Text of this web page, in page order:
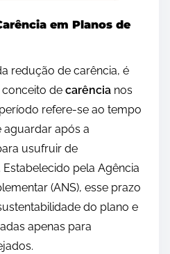
em Planos de
redução de carência, é
de carência nos
refere-se ao tempo
aguardar após a
usufruir de
pela Agência
(ANS), esse prazo
do plano e
apenas para